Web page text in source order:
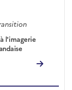
l'imagerie